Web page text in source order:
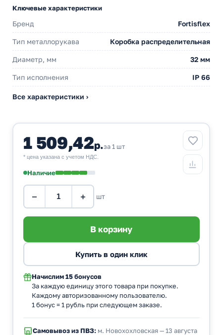
Ключевые характеристики
Бренд Fortisflex
Тип металлорукава Коробка распределительная
Диаметр, мм 32 мм
Тип исполнения IP 66
Все характеристики ›
1 509,42р.за 1 шт
* цена указана с учетом НДС.
Наличие
− + шт
Начислим 15 бонусов
За каждую единицу этого товара при покупке.
Каждому авторизованному пользователю.
1 бонус = 1 рубль при следующем заказе.
Самовывоз из ПВЗ:м. Новохохловская — 13 августа